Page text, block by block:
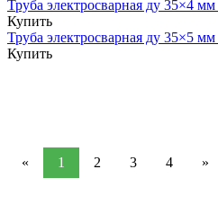
Труба электросварная ду 35×4 мм
Купить
Труба электросварная ду 35×5 мм
Купить
« 1 2 3 4 »